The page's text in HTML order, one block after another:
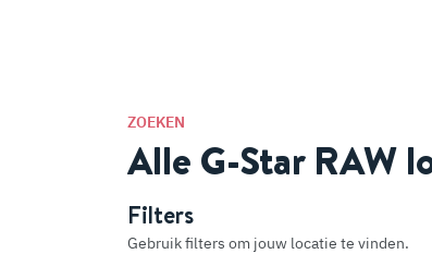
ZOEKEN
Alle G-Star RAW
Filters
Gebruik filters om jouw locatie te vinden.